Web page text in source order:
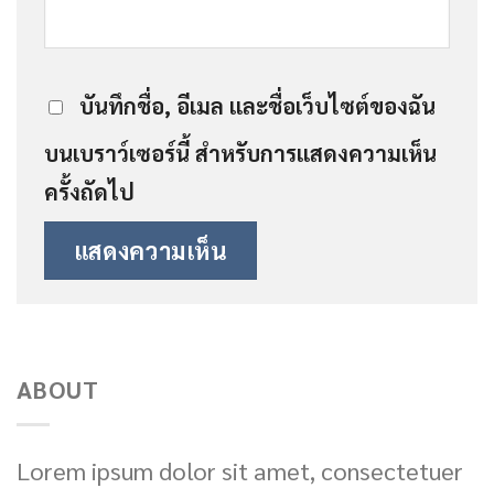
บันทึกชื่อ, อีเมล และชื่อเว็บไซต์ของฉัน
บนเบราว์เซอร์นี้ สำหรับการแสดงความเห็น
ครั้งถัดไป
ABOUT
Lorem ipsum dolor sit amet, consectetuer